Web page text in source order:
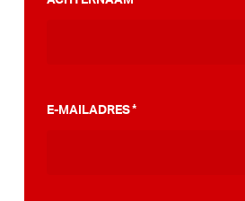
E-MAILADRES*